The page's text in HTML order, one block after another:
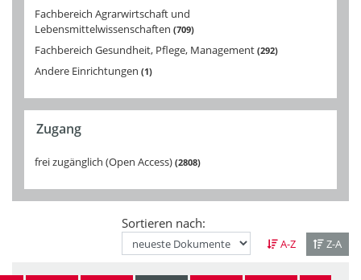
Fachbereich Agrarwirtschaft und
Lebensmittelwissenschaften 709
Fachbereich Gesundheit, Pflege, Management 292
Andere Einrichtungen 1
Zugang
frei zugänglich (Open Access) 2808
Sortieren nach:
A-Z Z-A